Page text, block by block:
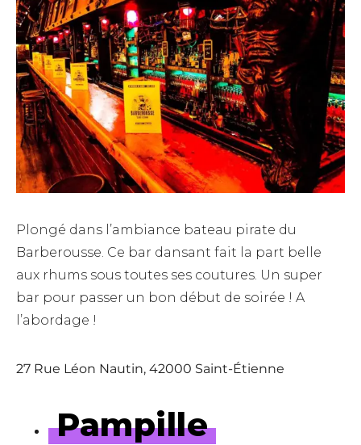
Plongé dans l’ambiance bateau pirate du
Barberousse. Ce bar dansant fait la part belle
aux rhums sous toutes ses coutures. Un super
bar pour passer un bon début de soirée ! A
l’abordage !
27 Rue Léon Nautin, 42000 Saint-Étienne
Pampille